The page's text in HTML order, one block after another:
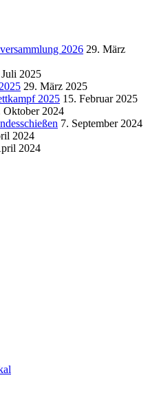
2026 29. März
2025
29. März 2025
2025 15. Februar 2025
Oktober 2024
7. September 2024
2024
2024